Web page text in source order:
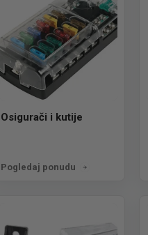
Osigurači i kutije
Pogledaj ponudu